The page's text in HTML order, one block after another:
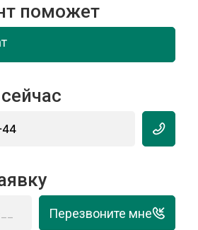
поможет
Перезвоните мне